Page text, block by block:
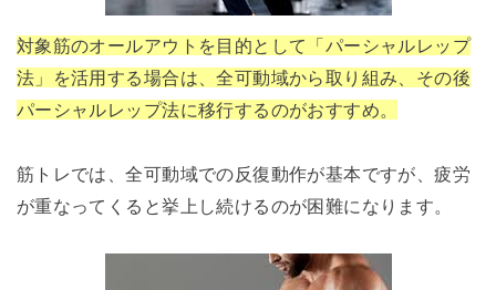
対象筋のオールアウトを目的として「パーシャルレップ
法」を活用する場合は、全可動域から取り組み、その後
パーシャルレップ法に移行するのがおすすめ。
筋トレでは、全可動域での反復動作が基本ですが、疲労
が重なってくると挙上し続けるのが困難になります。